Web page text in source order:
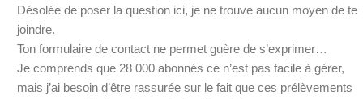
Désolée de poser la question ici, je ne trouve aucun moyen de te
joindre.
Ton formulaire de contact ne permet guère de s’exprimer…
Je comprends que 28 000 abonnés ce n’est pas facile à gérer,
mais j’ai besoin d’être rassurée sur le fait que ces prélèvements